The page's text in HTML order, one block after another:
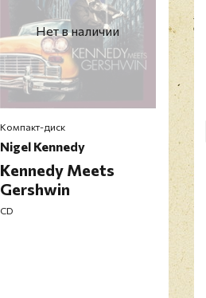
Нет в наличии
Компакт-диск
Nigel Kennedy
Kennedy Meets
Gershwin
CD